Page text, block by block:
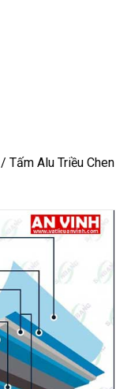
/ Tấm Alu Triều Chen